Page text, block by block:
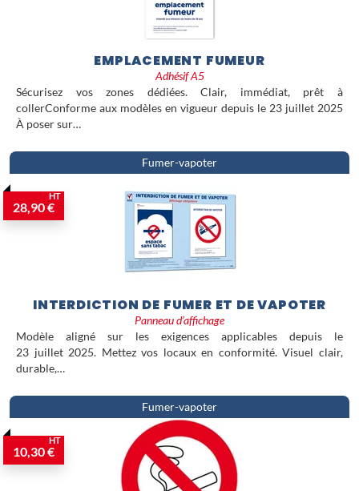
EMPLACEMENT FUMEUR
Adhésif A5
Sécurisez vos zones dédiées. Clair, immédiat, prêt à
collerConforme aux modèles en vigueur depuis le 23 juillet 2025
À poser sur…
Fumer-vapoter
28,90 €
HT
INTERDICTION DE FUMER ET DE VAPOTER
Panneau d’affichage
Modèle aligné sur les exigences applicables depuis le
23 juillet 2025. Mettez vos locaux en conformité. Visuel clair,
durable,…
Fumer-vapoter
10,30 €
HT